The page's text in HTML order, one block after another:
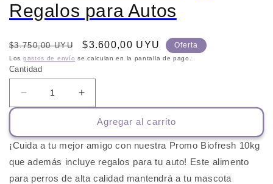
Regalos para Autos
Precio
habitual
$3.750,00 UYU
Precio
de
$3.600,00 UYU Oferta
Los gastos de envío se calculan en la pantalla de pago.
Cantidad
Reducir
cantidad
Promo
Biofresh
10
Kg
Aumentar
cantidad
para
Promo
Biofresh
10
Kg
Agregar al carrito
¡Cuida a tu mejor amigo con nuestra Promo Biofresh 10kg
que además incluye regalos para tu auto! Este alimento
para perros de alta calidad mantendrá a tu mascota